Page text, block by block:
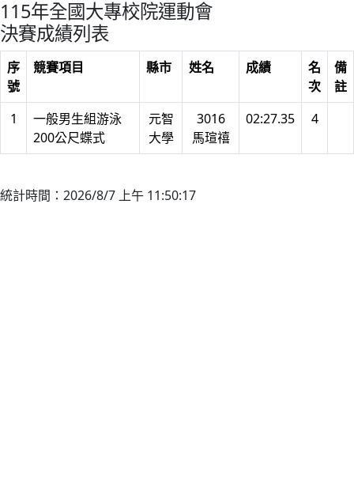
115年全國大專校院運動會
決賽成績列表
序
號
競賽項目 縣市 姓名 成績
名
次
備
註
1
一般男生組游泳
200公尺蝶式
元智
大學
3016
馬瑄禧
02:27.35 4
統計時間：2026/8/7 上午 11:50:17